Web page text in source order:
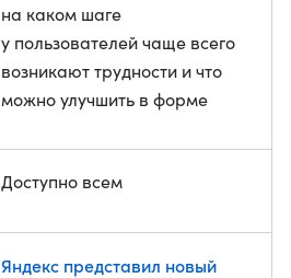
на каком шаге
у пользователей чаще всего
возникают трудности и что
можно улучшить в форме
Доступно всем
Яндекс представил новый